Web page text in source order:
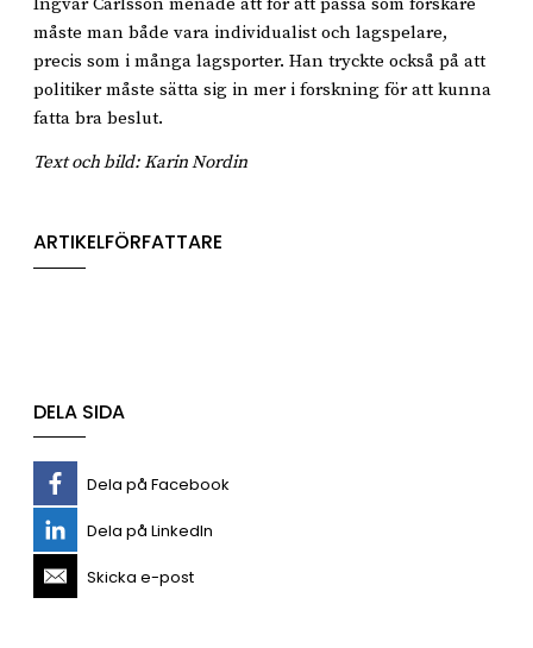
måste man både vara individualist och lagspelare,
precis som i många lagsporter. Han tryckte också på att
politiker måste sätta sig in mer i forskning för att kunna
fatta bra beslut.
Text och bild: Karin Nordin
ARTIKELFÖRFATTARE
DELA SIDA
Dela på Facebook
Dela på LinkedIn
Skicka e-post